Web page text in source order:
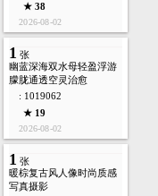
★ 38
2026-08-02
1 张
幽蓝深海双水母轻盈浮游
朦胧通透空灵治愈
: 1019062
★ 19
2026-08-02
1 张
暖棕复古风人像时尚质感
写真摄影